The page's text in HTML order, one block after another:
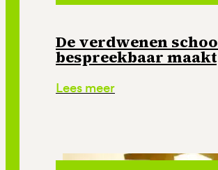
De verdwenen
bespreekbaar maakt
Lees meer